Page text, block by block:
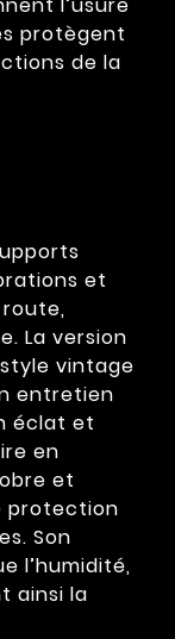
l’usure
protègent
de la
et
La version
vintage
entretien
éclat et
en
et
protection
Son
l’humidité,
ainsi la